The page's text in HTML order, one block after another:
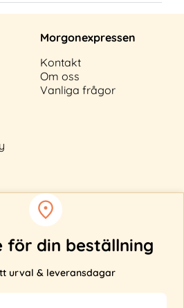
för din beställning
urval & leveransdagar
Morgonexpressen
Kontakt
Om oss
Vanliga frågor